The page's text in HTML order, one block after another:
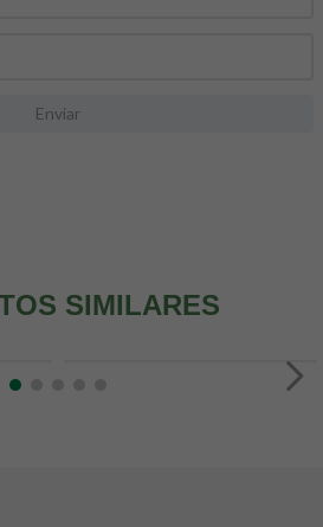
Enviar
SIMILARES
verde